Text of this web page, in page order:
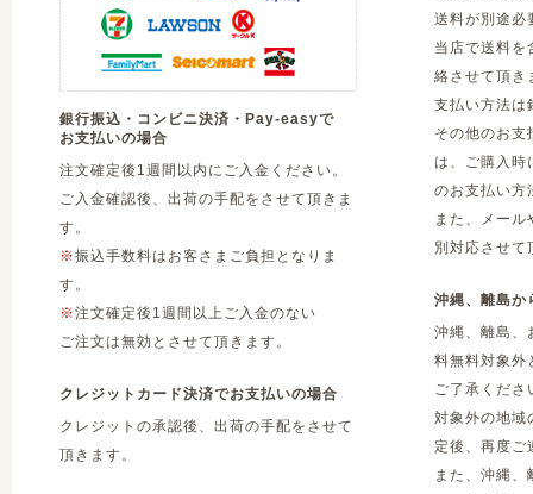
銀行振込・コンビニ決済・Pay-easyで
お支払いの場合
注文確定後1週間以内にご入金ください。
ご入金確認後、出荷の手配をさせて頂きま
す。
※振込手数料はお客さまご負担となりま
す。
※注文確定後1週間以上ご入金のない
ご注文は無効とさせて頂きます。
クレジットカード決済でお支払いの場合
クレジットの承認後、出荷の手配をさせて
頂きます。
送料が別途必
当店で送料を
絡させて頂き
支払い方法は
その他のお支
は、ご購入時
のお支払い方
また、メー
別対応させて
沖縄、離島か
沖縄、離島、
料無料対象外
ご了承くださ
対象外の地域
定後、再度ご
また、沖縄